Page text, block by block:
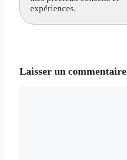
expériences.
Laisser un commentaire